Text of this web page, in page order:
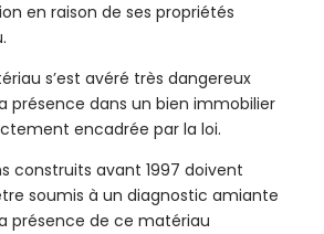
en raison de ses propriétés
s’est avéré très dangereux
présence dans un bien immobilier
encadrée par la loi.
construits avant 1997 doivent
soumis à un diagnostic amiante
présence de ce matériau